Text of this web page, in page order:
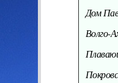
Дом
Волго-